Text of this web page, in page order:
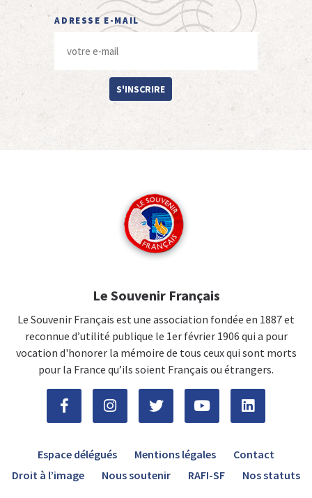
ADRESSE E-MAIL
S'INSCRIRE
Le Souvenir Français
Le Souvenir Français est une association fondée en 1887 et
reconnue d’utilité publique le 1er février 1906 qui a pour
vocation d'honorer la mémoire de tous ceux qui sont morts
pour la France qu’ils soient Français ou étrangers.
Espace délégués Mentions légales
Contact
Droit à l’image
Nous soutenir RAFI-SF Nos statuts